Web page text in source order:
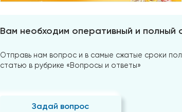
Вам необходим оперативный и полный
Отправь нам вопрос и в самые сжатые сроки
статью в рубрике «Вопросы и ответы»
Задай вопрос